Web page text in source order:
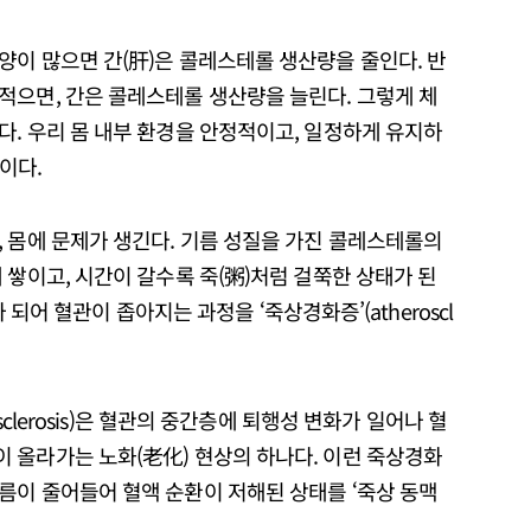
이 많으면 간(肝)은 콜레스테롤 생산량을 줄인다. 반
으면, 간은 콜레스테롤 생산량을 늘린다. 그렇게 체
. 우리 몸 내부 환경을 안정적이고, 일정하게 유지하
다.
에 문제가 생긴다. 기름 성질을 가진 콜레스테롤의
이고, 시간이 갈수록 죽(粥)처럼 걸쭉한 상태가 된
어 혈관이 좁아지는 과정을 ‘죽상경화증’(atheroscl
은 혈관의 중간층에 퇴행성 변화가 일어나 혈
올라가는 노화(老化) 현상의 하나다. 이런 죽상경화
줄어들어 혈액 순환이 저해된 상태를 ‘죽상 동맥